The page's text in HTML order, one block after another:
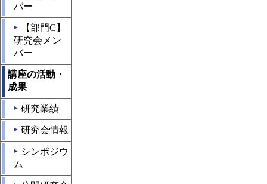
バー
▲
【部門C】
研究会メン
バー
講座の活動・
成果
▲ 研究業績
▲ 研究会情報
▲
シンポジウ
ム